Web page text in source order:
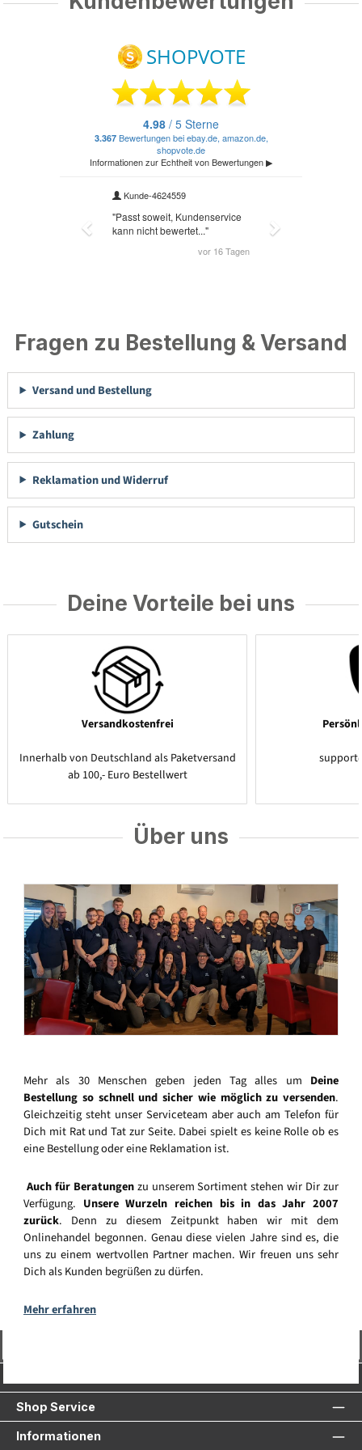
Fragen zu Bestellung & Versand
Versand und Bestellung
Zahlung
Reklamation und Widerruf
Gutschein
Deine Vorteile bei uns
Versandkostenfrei
Innerhalb von Deutschland als Paketversand
ab 100,- Euro Bestellwert
Über uns
Mehr als 30 Menschen geben jeden Tag alles um Deine
Bestellung so schnell und sicher wie möglich zu versenden.
Gleichzeitig steht unser Serviceteam aber auch am Telefon für
Dich mit Rat und Tat zur Seite. Dabei spielt es keine Rolle ob es
eine Bestellung oder eine Reklamation ist.
Auch für Beratungenzu unserem Sortiment stehen wir Dir zur
Verfügung. Unsere Wurzeln reichen bis in das Jahr 2007
zurück. Denn zu diesem Zeitpunkt haben wir mit dem
Onlinehandel begonnen. Genau diese vielen Jahre sind es, die
uns zu einem wertvollen Partner machen. Wir freuen uns sehr
Dich als Kunden begrüßen zu dürfen.
Mehr erfahren
Shop Service
Informationen